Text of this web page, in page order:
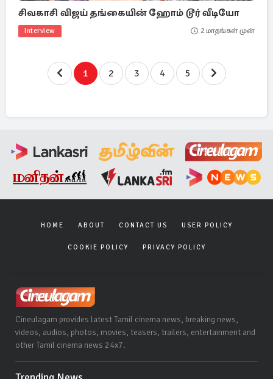
சிவகாசி விஜய் தங்கையின் ஹோம் டூர் வீடியோ
Interview 2 மாதங்கள் முன்
1 2 3 4 5
HOME ABOUT CONTACT US USER POLICY
COOKIE POLICY PRIVACY POLICY
Cineulagam provides latest Tamil cinema news, breaking news,
videos, audios, photos, movies, teasers, trailers, entertainment and
other Tamil cinema news 24x7.